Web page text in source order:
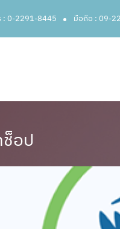
: 0-2291-8445 มือถือ : 09-
อป